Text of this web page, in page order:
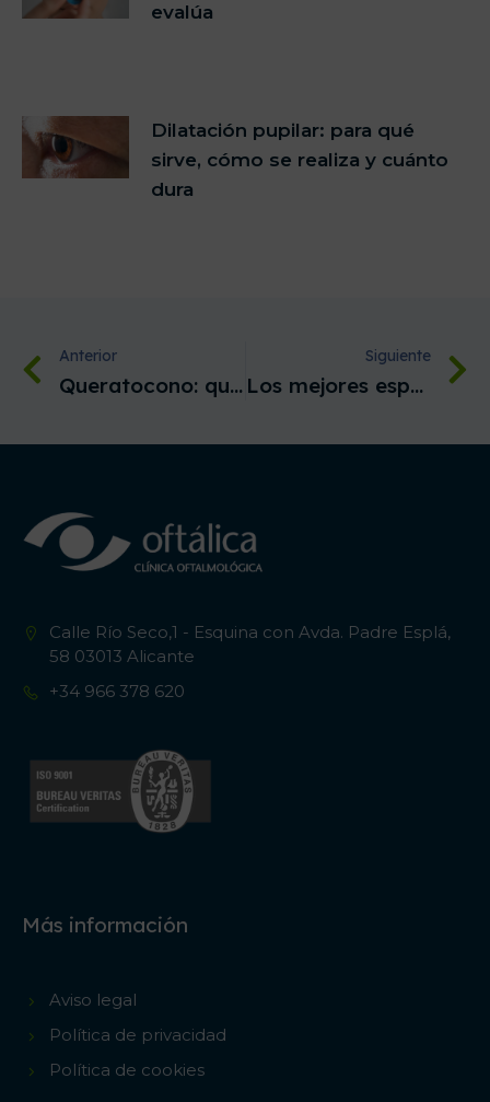
evalúa
Dilatación pupilar: para qué
sirve, cómo se realiza y cuánto
dura
Anterior
Queratocono: qué es, síntomas, tratamiento y operación
Siguiente
Los mejores especialistas en degeneración macular
Calle Río Seco,1 - Esquina con Avda. Padre Esplá,
58 03013 Alicante
+34 966 378 620
Más información
Aviso legal
Política de privacidad
Política de cookies